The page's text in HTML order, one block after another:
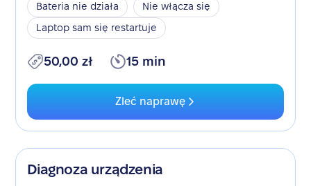
Bateria nie działa
Nie włącza się
Laptop sam się restartuje
50,00 zł 15 min
Zleć naprawę
Diagnoza urządzenia